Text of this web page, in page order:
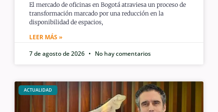
El mercado de oficinas en Bogotá atraviesa un proceso de
transformación marcado por una reducción en la
disponibilidad de espacios,
LEER MÁS »
7 de agosto de 2026
No hay comentarios
ACTUALIDAD